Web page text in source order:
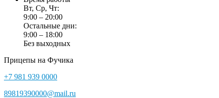
Вт, Ср, Чт:
9:00 – 20:00
Остальные дни:
9:00 – 18:00
Без выходных
Прицепы на Фучика
+7 981 939 0000
89819390000@mail.ru